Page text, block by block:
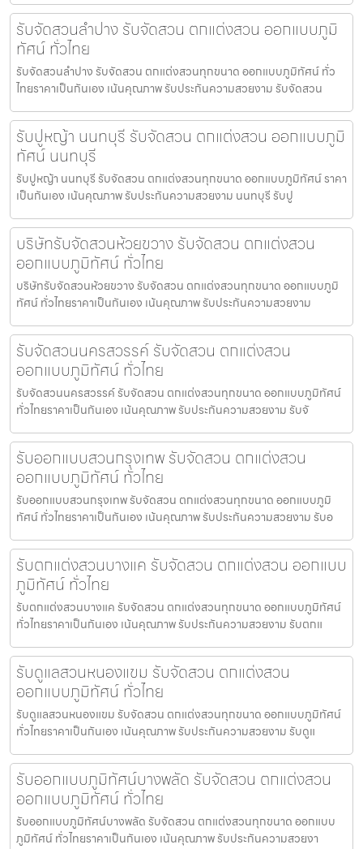
รับจัดสวนลำปาง รับจัดสวน ตกแต่งสวน ออกแบบภูมิ
ทัศน์ ทั่วไทย
รับจัดสวนลำปาง รับจัดสวน ตกแต่งสวนทุกขนาด ออกแบบภูมิทัศน์ ทั่ว
ไทยราคาเป็นกันเอง เน้นคุณภาพ รับประกันความสวยงาม รับจัดสวน
รับปูหญ้า นนทบุรี รับจัดสวน ตกแต่งสวน ออกแบบภูมิ
ทัศน์ นนทบุรี
รับปูหญ้า นนทบุรี รับจัดสวน ตกแต่งสวนทุกขนาด ออกแบบภูมิทัศน์ ราคา
เป็นกันเอง เน้นคุณภาพ รับประกันความสวยงาม นนทบุรี รับปู
บริษัทรับจัดสวนห้วยขวาง รับจัดสวน ตกแต่งสวน
ออกแบบภูมิทัศน์ ทั่วไทย
บริษัทรับจัดสวนห้วยขวาง รับจัดสวน ตกแต่งสวนทุกขนาด ออกแบบภูมิ
ทัศน์ ทั่วไทยราคาเป็นกันเอง เน้นคุณภาพ รับประกันความสวยงาม
รับจัดสวนนครสวรรค์ รับจัดสวน ตกแต่งสวน
ออกแบบภูมิทัศน์ ทั่วไทย
รับจัดสวนนครสวรรค์ รับจัดสวน ตกแต่งสวนทุกขนาด ออกแบบภูมิทัศน์
ทั่วไทยราคาเป็นกันเอง เน้นคุณภาพ รับประกันความสวยงาม รับจั
รับออกแบบสวนกรุงเทพ รับจัดสวน ตกแต่งสวน
ออกแบบภูมิทัศน์ ทั่วไทย
รับออกแบบสวนกรุงเทพ รับจัดสวน ตกแต่งสวนทุกขนาด ออกแบบภูมิ
ทัศน์ ทั่วไทยราคาเป็นกันเอง เน้นคุณภาพ รับประกันความสวยงาม รับอ
รับตกแต่งสวนบางแค รับจัดสวน ตกแต่งสวน ออกแบบ
ภูมิทัศน์ ทั่วไทย
รับตกแต่งสวนบางแค รับจัดสวน ตกแต่งสวนทุกขนาด ออกแบบภูมิทัศน์
ทั่วไทยราคาเป็นกันเอง เน้นคุณภาพ รับประกันความสวยงาม รับตกแ
รับดูแลสวนหนองแขม รับจัดสวน ตกแต่งสวน
ออกแบบภูมิทัศน์ ทั่วไทย
รับดูแลสวนหนองแขม รับจัดสวน ตกแต่งสวนทุกขนาด ออกแบบภูมิทัศน์
ทั่วไทยราคาเป็นกันเอง เน้นคุณภาพ รับประกันความสวยงาม รับดูแ
รับออกแบบภูมิทัศน์บางพลัด รับจัดสวน ตกแต่งสวน
ออกแบบภูมิทัศน์ ทั่วไทย
รับออกแบบภูมิทัศน์บางพลัด รับจัดสวน ตกแต่งสวนทุกขนาด ออกแบบ
ภูมิทัศน์ ทั่วไทยราคาเป็นกันเอง เน้นคุณภาพ รับประกันความสวยงา